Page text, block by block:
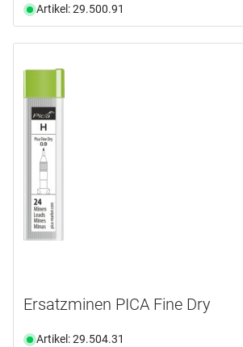
Artikel: 29.500.91
Ersatzminen PICA Fine Dry
Artikel: 29.504.31